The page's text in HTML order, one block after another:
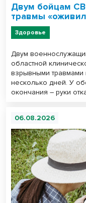
Двум бойцам
травмы
Здоровье
Двум
областной
взрывными травмами
несколько дней. У
окончания – руки
06.08.2026